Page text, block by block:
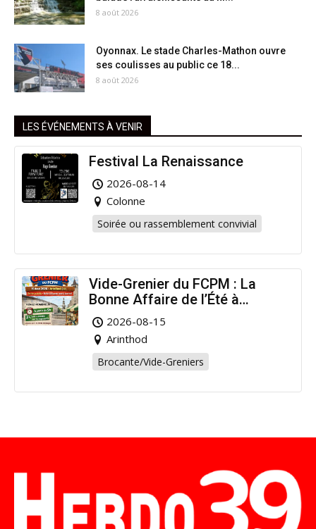
8 août 2026
Oyonnax. Le stade Charles-Mathon ouvre
ses coulisses au public ce 18...
8 août 2026
LES ÉVÉNEMENTS À VENIR
Festival La Renaissance
2026-08-14
Colonne
Soirée ou rassemblement convivial
Vide-Grenier du FCPM : La
Bonne Affaire de l’Été à
Arinthod !
2026-08-15
Arinthod
Brocante/Vide-Greniers